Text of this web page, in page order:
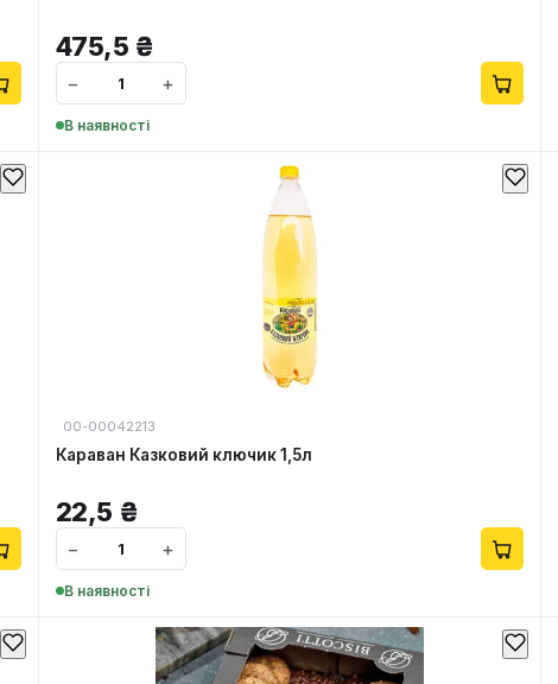
475,5 ₴
− +
В наявності
00-00042213
Караван Казковий ключик 1,5л
22,5 ₴
− +
В наявності